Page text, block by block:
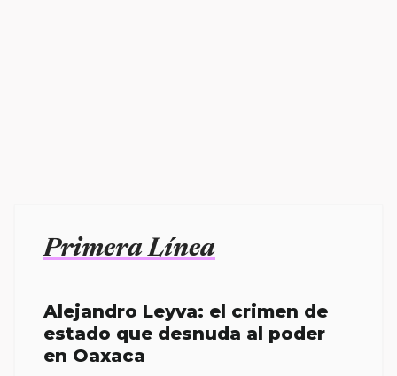
Primera Línea
Alejandro Leyva: el crimen de
estado que desnuda al poder
en Oaxaca